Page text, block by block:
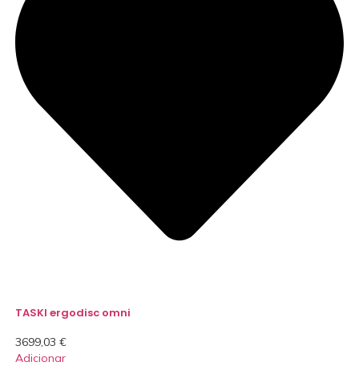
TASKI ergodisc omni
3699,03 €
Adicionar